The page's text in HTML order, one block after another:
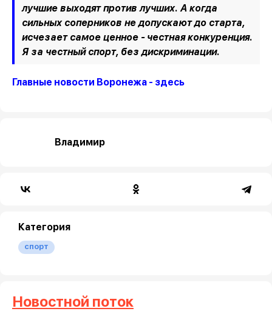
лучшие выходят против лучших. А когда
сильных соперников не допускают до старта,
исчезает самое ценное - честная конкуренция.
Я за честный спорт, без дискриминации.
Главные новости Воронежа - здесь
Владимир
Категория
спорт
Новостной поток